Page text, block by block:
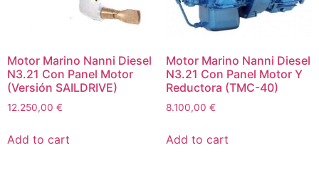
Motor Marino Nanni Diesel
N3.21 Con Panel Motor
(Versión SAILDRIVE)
12.250,00 €
Add to cart
Motor Marino Nanni Diesel
N3.21 Con Panel Motor Y
Reductora (TMC-40)
8.100,00 €
Add to cart